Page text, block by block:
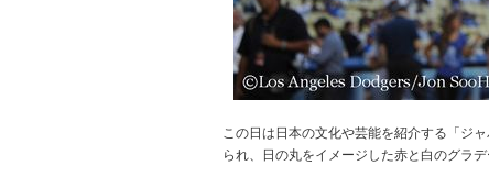
この日は日本の文化や芸能を紹介する「ジ
られ、日の丸をイメージした赤と白のグラ